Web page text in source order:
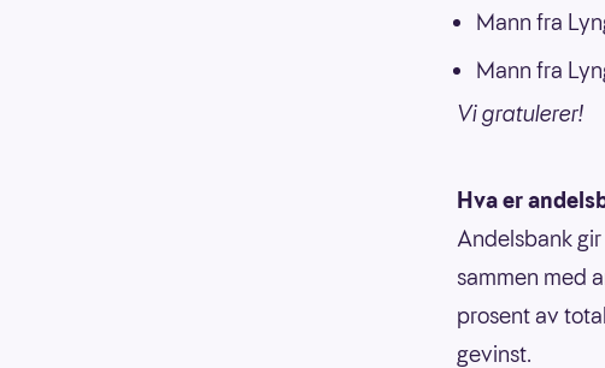
Mann fra
Mann fra
Vi gratulerer!
Hva er
Andelsbank
sammen med
prosent av
gevinst.